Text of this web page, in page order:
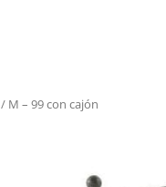
/ M – 99 con cajón